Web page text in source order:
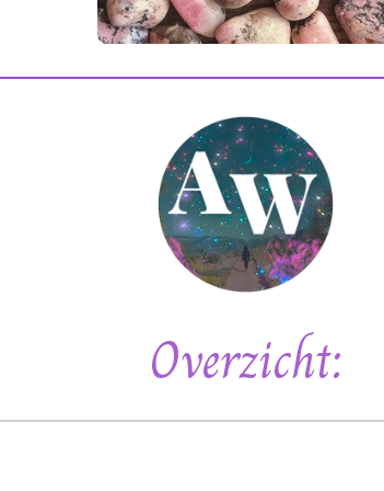
Overzicht: